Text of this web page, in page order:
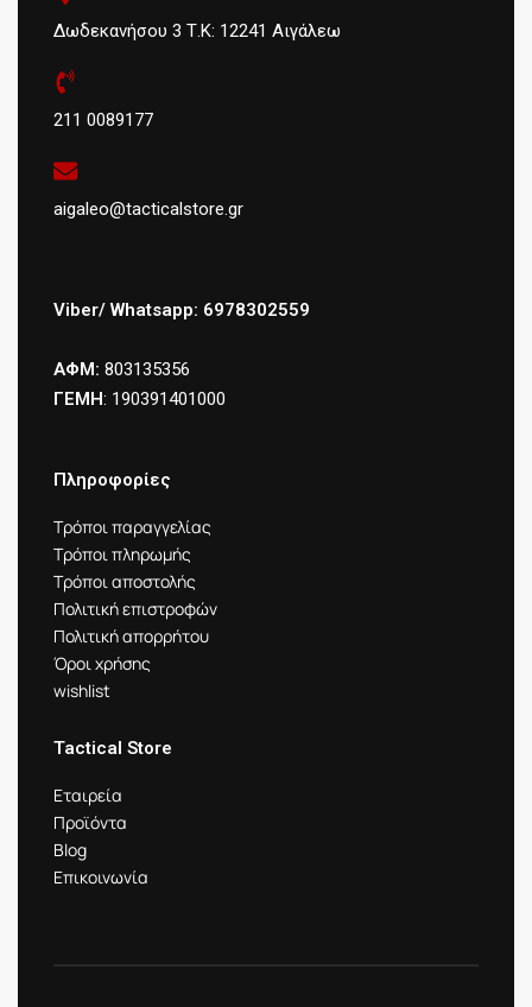
Δωδεκανήσου 3 Τ.Κ: 12241 Αιγάλεω
211 0089177
aigaleo@tacticalstore.gr
Viber/ Whatsapp: 6978302559
ΑΦΜ: 803135356
ΓΕΜΗ: 190391401000
Πληροφορίες
Τρόποι παραγγελίας
Τρόποι πληρωμής
Τρόποι αποστολής
Πολιτική επιστροφών
Πολιτική απορρήτου
Όροι χρήσης
wishlist
Tactical Store
Εταιρεία
Προϊόντα
Blog
Επικοινωνία